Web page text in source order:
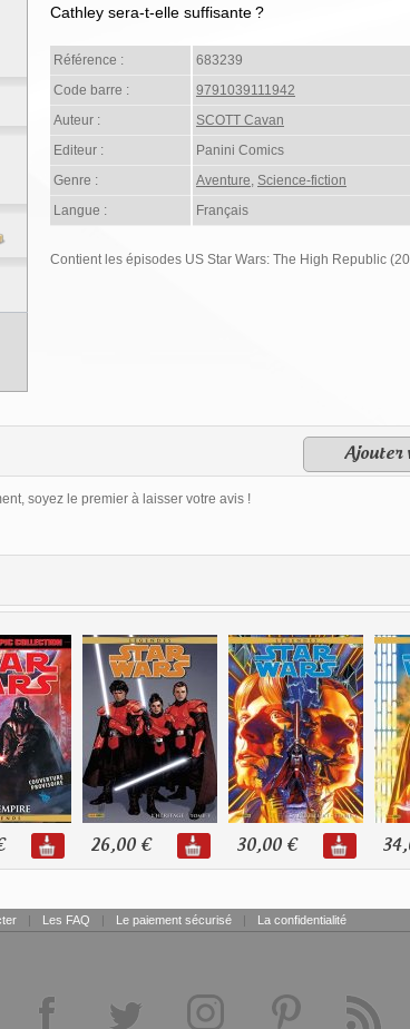
Cathley sera-t-elle suffisante ?
Référence :
683239
Code barre :
9791039111942
Auteur :
SCOTT Cavan
Editeur :
Panini Comics
Genre :
Aventure, Science-fiction
Langue :
Français
Contient les épisodes US Star Wars: The High Republic
Ajouter
soyez le premier à laisser votre avis !
26,00 € 30,00 €
| Les FAQ | Le paiement sécurisé | La confidentialité